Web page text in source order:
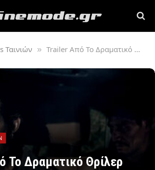
Ταινιών » Trailer Από Το Δραματικό Θρίλερ “Coming Home in the Dark”
Το Δραματικό Θρίλερ